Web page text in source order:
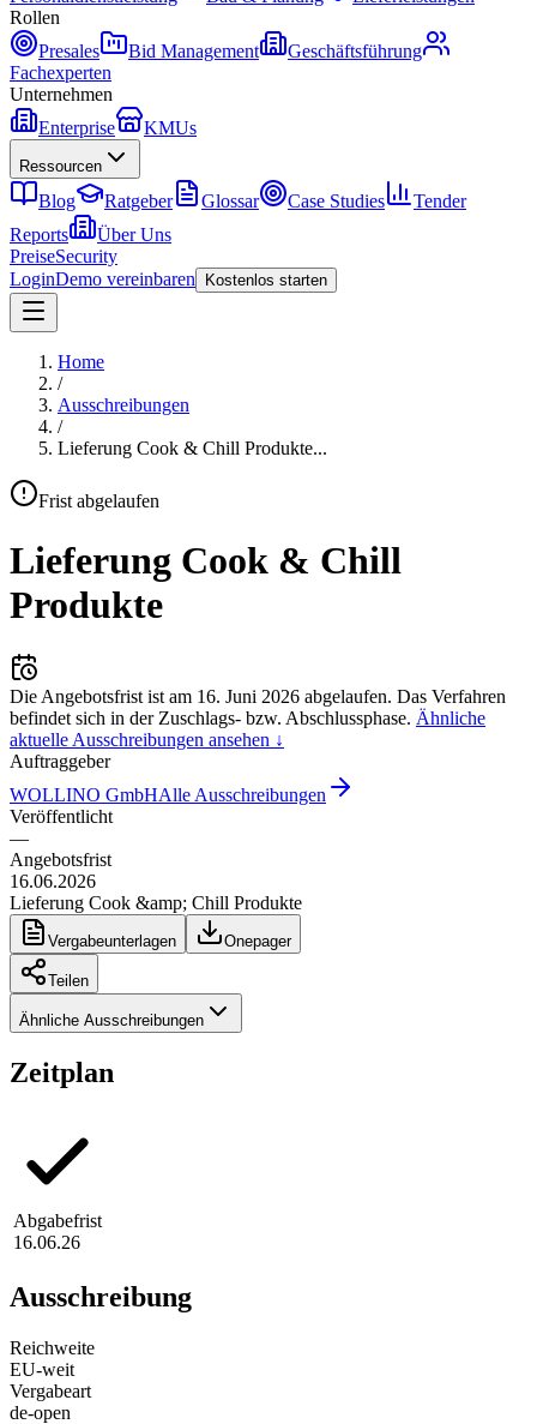
Rollen
Presales
Bid Management
Geschäftsführung
Fachexperten
Unternehmen
Enterprise
KMUs
Ressourcen
Blog Ratgeber Glossar Case Studies
Tender
Reports
Über Uns
PreiseSecurity
LoginDemo vereinbaren Kostenlos starten
Home
/
Ausschreibungen
/
Lieferung Cook & Chill Produkte...
Frist abgelaufen
Lieferung Cook & Chill
Produkte
Die Angebotsfrist ist am 16. Juni 2026 abgelaufen. Das Verfahren
befindet sich in der Zuschlags- bzw. Abschlussphase. Ähnliche
aktuelle Ausschreibungen ansehen ↓
Auftraggeber
WOLLINO GmbHAlle Ausschreibungen
Veröffentlicht
—
Angebotsfrist
16.06.2026
Lieferung Cook &amp; Chill Produkte
Vergabeunterlagen Onepager
Teilen
Ähnliche Ausschreibungen
Zeitplan
Abgabefrist
16.06.26
Ausschreibung
Reichweite
EU-weit
Vergabeart
de-open